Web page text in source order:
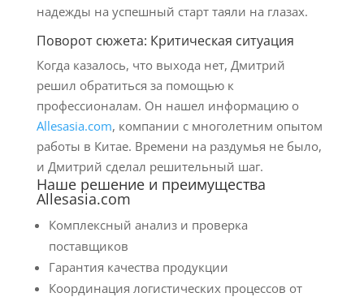
надежды на успешный старт таяли на глазах.
Поворот сюжета: Критическая ситуация
Когда казалось, что выхода нет, Дмитрий
решил обратиться за помощью к
профессионалам. Он нашел информацию о
Allesasia.com, компании с многолетним опытом
работы в Китае. Времени на раздумья не было,
и Дмитрий сделал решительный шаг.
Наше решение и преимущества
Allesasia.com
Комплексный анализ и проверка
поставщиков
Гарантия качества продукции
Координация логистических процессов от